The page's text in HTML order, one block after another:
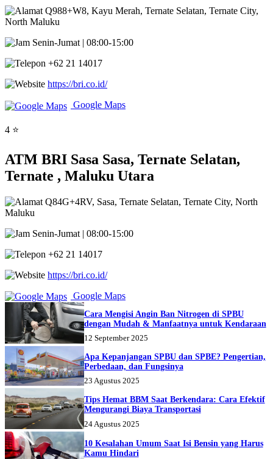
Q988+W8, Kayu Merah, Ternate Selatan, Ternate City,
North Maluku
Senin-Jumat | 08:00-15:00
+62 21 14017
https://bri.co.id/
Google Maps
4 ⭐
ATM BRI Sasa Sasa, Ternate Selatan,
Ternate , Maluku Utara
Q84G+4RV, Sasa, Ternate Selatan, Ternate City, North
Maluku
Senin-Jumat | 08:00-15:00
+62 21 14017
https://bri.co.id/
Google Maps
Cara Mengisi Angin Ban Nitrogen di SPBU
dengan Mudah & Manfaatnya untuk Kendaraan
12 September 2025
Apa Kepanjangan SPBU dan SPBE? Pengertian,
Perbedaan, dan Fungsinya
23 Agustus 2025
Tips Hemat BBM Saat Berkendara: Cara Efektif
Mengurangi Biaya Transportasi
24 Agustus 2025
10 Kesalahan Umum Saat Isi Bensin yang Harus
Kamu Hindari